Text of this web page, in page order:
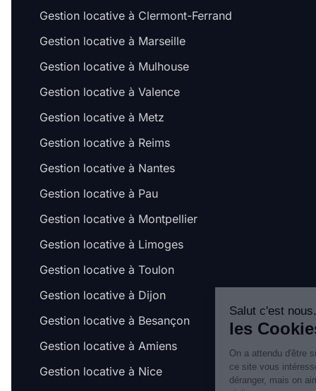
Gestion locative à Clermont-Ferrand
Gestion locative à Marseille
Gestion locative à Mulhouse
Gestion locative à Valence
Gestion locative à Metz
Gestion locative à Reims
Gestion locative à Nantes
Gestion locative à Pau
Gestion locative à Montpellier
Gestion locative à Limoges
Gestion locative à Toulon
Gestion locative à Dijon
Gestion locative à Besançon
Gestion locative à Amiens
Gestion locative à Nice
les Cookies !
On a attendu d'être sûrs que le contenu de
ce site vous intéresse avant de vous
déranger, mais on aimerait bien vous accompagner pendant votre